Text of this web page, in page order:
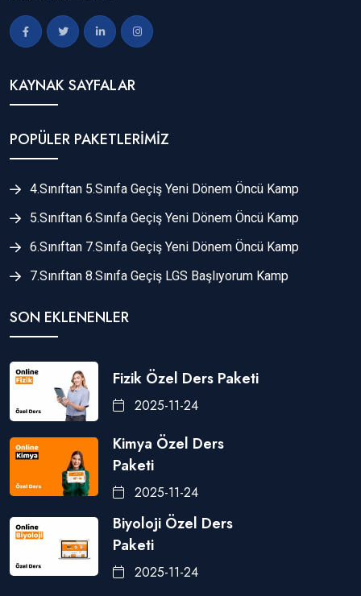
KAYNAK SAYFALAR
POPÜLER PAKETLERIMIZ
4.Sınıftan 5.Sınıfa Geçiş Yeni Dönem Öncü Kamp
5.Sınıftan 6.Sınıfa Geçiş Yeni Dönem Öncü Kamp
6.Sınıftan 7.Sınıfa Geçiş Yeni Dönem Öncü Kamp
7.Sınıftan 8.Sınıfa Geçiş LGS Başlıyorum Kamp
SON EKLENENLER
Fizik Özel Ders Paketi
2025-11-24
Kimya Özel Ders
Paketi
2025-11-24
Biyoloji Özel Ders
Paketi
2025-11-24